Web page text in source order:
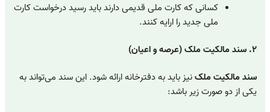
کسانی که کارت ملی قدیمی دارند باید رسید درخواست کارت
ملی جدید را ارایه کنند.
۲. سند مالکیت ملک (عرصه و اعیان)
سند مالکیت ملکنیز باید به دفترخانه ارائه شود. این سند می‌تواند به
یکی از دو صورت زیر باشد: